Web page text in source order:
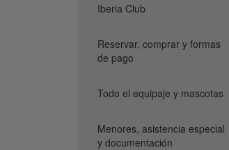
Iberia Club
Reservar, comprar y formas
de pago
Todo el equipaje y mascotas
Menores, asistencia especial
y documentación